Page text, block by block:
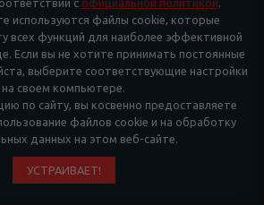
с официальной политикой.
используются файлы cookie, которые
всех функций для наиболее эффективной
Если вы не хотите принимать постоянные
выберите соответствующие настройки
на своем компьютере.
по сайту, вы косвенно предоставляете
файлов cookie и на обработку
данных на этом веб-сайте.
УСТРАИВАЕТ!